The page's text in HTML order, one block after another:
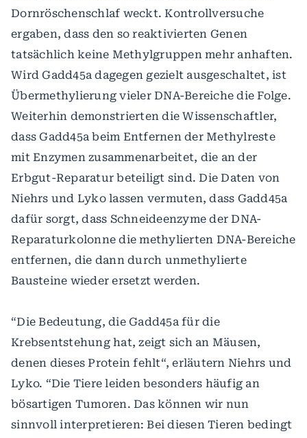
Dornröschenschlaf weckt. Kontrollversuche
ergaben, dass den so reaktivierten Genen
tatsächlich keine Methylgruppen mehr anhaften.
Wird Gadd45a dagegen gezielt ausgeschaltet, ist
Übermethylierung vieler DNA-Bereiche die Folge.
Weiterhin demonstrierten die Wissenschaftler,
dass Gadd45a beim Entfernen der Methylreste
mit Enzymen zusammenarbeitet, die an der
Erbgut-Reparatur beteiligt sind. Die Daten von
Niehrs und Lyko lassen vermuten, dass Gadd45a
dafür sorgt, dass Schneideenzyme der DNA-
Reparaturkolonne die methylierten DNA-Bereiche
entfernen, die dann durch unmethylierte
Bausteine wieder ersetzt werden.
“Die Bedeutung, die Gadd45a für die
Krebsentstehung hat, zeigt sich an Mäusen,
denen dieses Protein fehlt“, erläutern Niehrs und
Lyko. “Die Tiere leiden besonders häufig an
bösartigen Tumoren. Das können wir nun
sinnvoll interpretieren: Bei diesen Tieren bedingt